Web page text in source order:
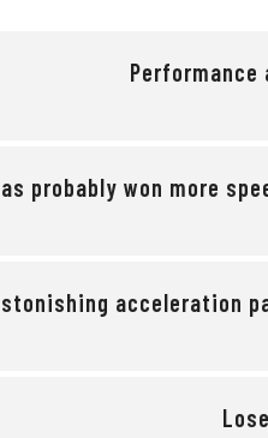
probably won more
acceleration